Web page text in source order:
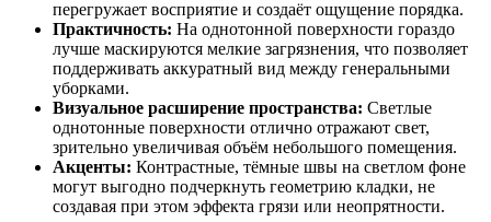
перегружает восприятие и создаёт ощущение порядка.
Практичность: На однотонной поверхности гораздо
лучше маскируются мелкие загрязнения, что позволяет
поддерживать аккуратный вид между генеральными
уборками.
Визуальное расширение пространства: Светлые
однотонные поверхности отлично отражают свет,
зрительно увеличивая объём небольшого помещения.
Акценты: Контрастные, тёмные швы на светлом фоне
могут выгодно подчеркнуть геометрию кладки, не
создавая при этом эффекта грязи или неопрятности.